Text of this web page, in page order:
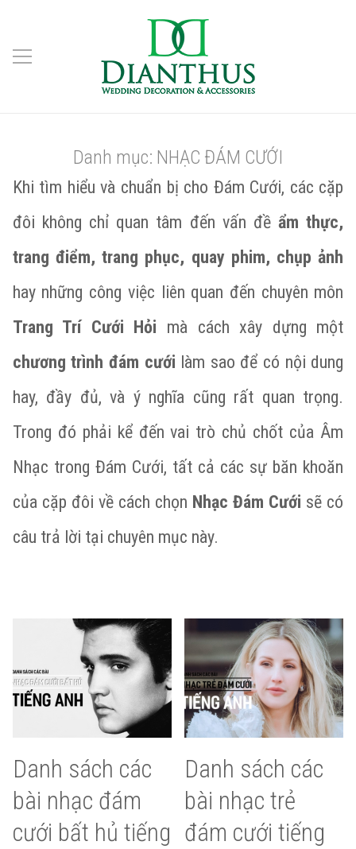
Danh mục: NHẠC ĐÁM CƯỚI
Khi tìm hiểu và chuẩn bị cho Đám Cưới, các cặp
đôi không chỉ quan tâm đến vấn đềẩm thực,
trang điểm, trang phục, quay phim, chụp ảnh
hay những công việc liên quan đến chuyên môn
Trang Trí Cưới Hỏi mà cách xây dựng một
chương trình đám cưới làm sao để có nội dung
hay, đầy đủ, và ý nghĩa cũng rất quan trọng.
Trong đó phải kể đến vai trò chủ chốt của Âm
Nhạc trong Đám Cưới, tất cả các sự băn khoăn
của cặp đôi về cách chọn Nhạc Đám Cưới sẽ có
câu trả lời tại chuyên mục này.
Danh sách các
bài nhạc đám
cưới bất hủ tiếng
Danh sách các
bài nhạc trẻ
đám cưới tiếng